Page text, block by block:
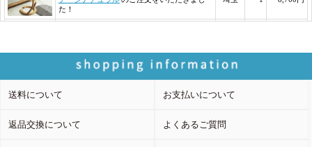
送料について お支払いについて
返品交換について よくあるご質問